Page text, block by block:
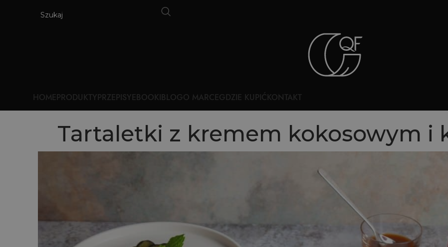
HOMEPRODUKTYPRZEPISYEBOOKIBLOGO MARCEGDZIE KUPIĆKONTAKT
Tartaletki z kremem kokosowym i